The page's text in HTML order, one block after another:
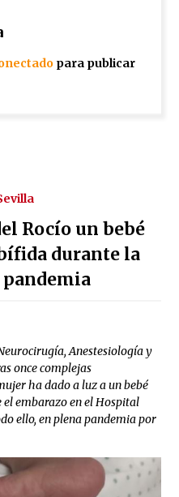
para publicar
Rocío un bebé
durante la
Anestesiología y
once complejas
ha dado a luz a un bebé
embarazo en el Hospital
ello, en plena pandemia por